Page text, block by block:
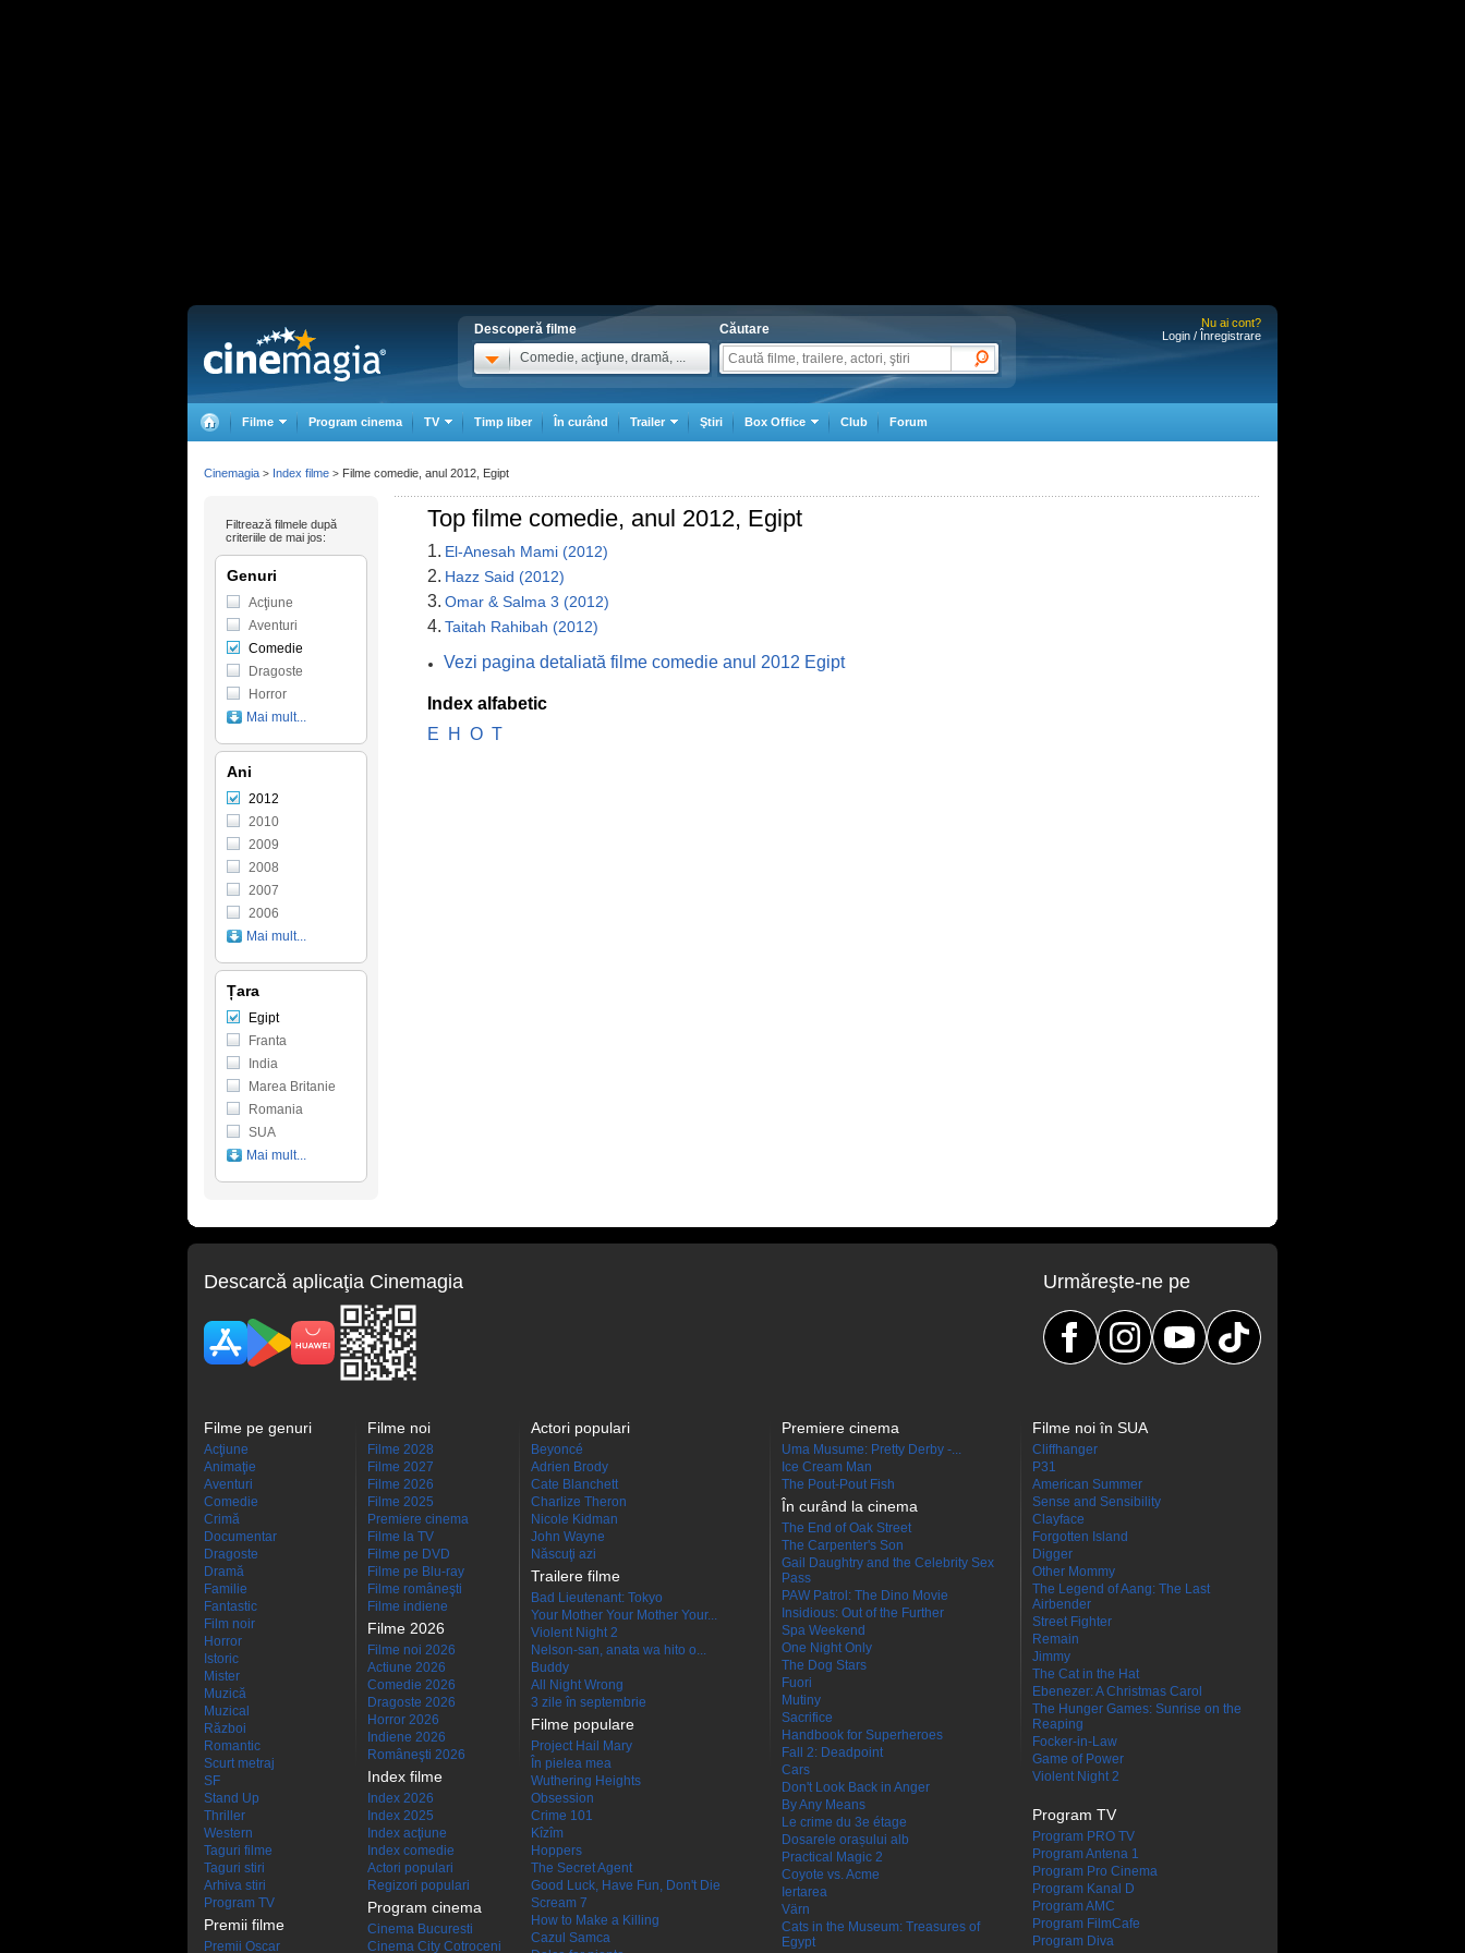
Descoperă filme
Comedie, acţiune, dramă, ...
Căutare
Nu ai cont?
Login / Înregistrare
Filme Program cinema TV Timp liber În curând Trailer Ştiri Box Office Club Forum
Top filme comedie, anul 2012, Egipt
1. El-Anesah Mami (2012)
2. Hazz Said (2012)
3. Omar & Salma 3 (2012)
4. Taitah Rahibah (2012)
Vezi pagina detaliată filme comedie anul 2012 Egipt
Index alfabetic
E
H O T
Filtrează filmele după
criteriile de mai jos:
Genuri
Acţiune
Aventuri
Comedie
Dragoste
Horror
Mai mult...
Ani
2012
2010
2009
2008
2007
2006
Mai mult...
Țara
Egipt
Franta
India
Marea Britanie
Romania
SUA
Mai mult...
Cinemagia > Index filme > Filme comedie, anul 2012, Egipt
Descarcă aplicaţia Cinemagia Urmăreşte-ne pe
Filme pe genuri
Acţiune
Animaţie
Aventuri
Comedie
Crimă
Documentar
Dragoste
Dramă
Familie
Fantastic
Film noir
Horror
Istoric
Mister
Muzică
Muzical
Război
Romantic
Scurt metraj
SF
Stand Up
Thriller
Western
Taguri filme
Taguri stiri
Arhiva stiri
Program TV
Premii filme
Premii Oscar
Filme noi
Filme 2028
Filme 2027
Filme 2026
Filme 2025
Premiere cinema
Filme la TV
Filme pe DVD
Filme pe Blu-ray
Filme româneşti
Filme indiene
Filme 2026
Filme noi 2026
Actiune 2026
Comedie 2026
Dragoste 2026
Horror 2026
Indiene 2026
Româneşti 2026
Index filme
Index 2026
Index 2025
Index acţiune
Index comedie
Actori populari
Regizori populari
Program cinema
Cinema Bucuresti
Cinema City Cotroceni
Actori populari
Beyoncé
Adrien Brody
Cate Blanchett
Charlize Theron
Nicole Kidman
John Wayne
Născuţi azi
Trailere filme
Bad Lieutenant: Tokyo
Your Mother Your Mother Your...
Violent Night 2
Nelson-san, anata wa hito o...
Buddy
All Night Wrong
3 zile în septembrie
Filme populare
Project Hail Mary
În pielea mea
Wuthering Heights
Obsession
Crime 101
Kîzîm
Hoppers
The Secret Agent
Good Luck, Have Fun, Don't Die
Scream 7
How to Make a Killing
Cazul Samca
Premiere cinema
Uma Musume: Pretty Derby -...
Ice Cream Man
The Pout-Pout Fish
În curând la cinema
The End of Oak Street
The Carpenter's Son
Gail Daughtry and the Celebrity Sex
Pass
PAW Patrol: The Dino Movie
Insidious: Out of the Further
Spa Weekend
One Night Only
The Dog Stars
Fuori
Mutiny
Sacrifice
Handbook for Superheroes
Fall 2: Deadpoint
Cars
Don't Look Back in Anger
By Any Means
Le crime du 3e étage
Dosarele orașului alb
Practical Magic 2
Coyote vs. Acme
Iertarea
Värn
Cats in the Museum: Treasures of
Egypt
Filme noi în SUA
Cliffhanger
P31
American Summer
Sense and Sensibility
Clayface
Forgotten Island
Digger
Other Mommy
The Legend of Aang: The Last
Airbender
Street Fighter
Remain
Jimmy
The Cat in the Hat
Ebenezer: A Christmas Carol
The Hunger Games: Sunrise on the
Reaping
Focker-in-Law
Game of Power
Violent Night 2
Program TV
Program PRO TV
Program Antena 1
Program Pro Cinema
Program Kanal D
Program AMC
Program FilmCafe
Program Diva